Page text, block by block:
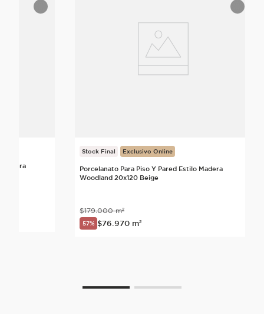
Madera
Stock Final Exclusivo Online
Porcelanato Para Piso Y Pared Estilo Madera
Woodland 20x120 Beige
$179.000 m²
57% $76 970 m²